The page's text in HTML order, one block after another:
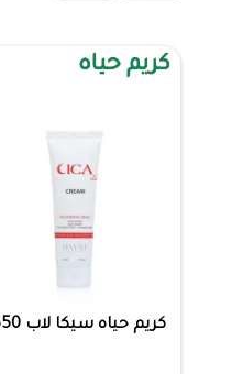
كريم حياه
كريم حياه سيكا لاب 50مل